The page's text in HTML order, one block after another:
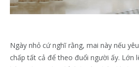
Ngày nhỏ cứ nghĩ rằng, mai này nếu
chấp tất cả để theo đuổi người ấy. Lớn